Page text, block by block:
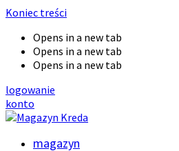
Koniec treści
Opens in a new tab
Opens in a new tab
Opens in a new tab
logowanie
konto
magazyn